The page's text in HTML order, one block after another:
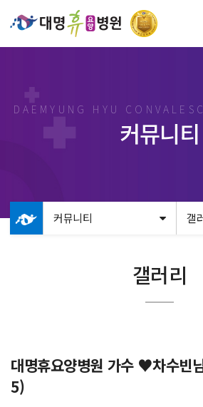
DAEMYUNG HYU
커뮤니티
커뮤니티 갤
갤러리
대명휴요양병원 가수 ♥차수
5)